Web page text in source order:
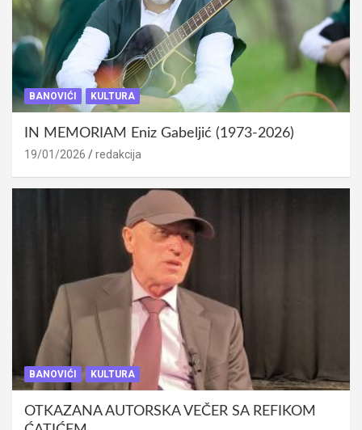
BANOVIĆI KULTURA
IN MEMORIAM Eniz Gabeljić (1973-2026)
19/01/2026 redakcija
BANOVIĆI KULTURA
OTKAZANA AUTORSKA VEČER SA REFIKOM